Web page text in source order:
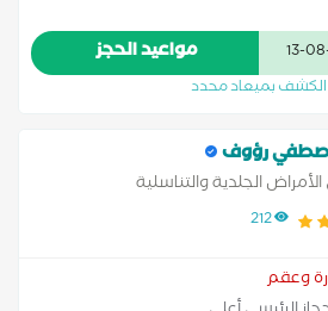
مواعيد الحجز
الكشف بميعاد محدد
رؤوف
الجلدية والتناسلية
212
وعقم